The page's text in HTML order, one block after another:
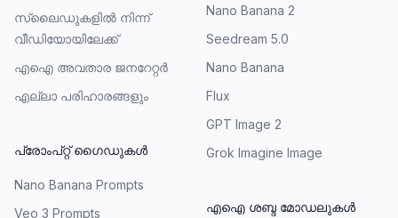
സ്ലൈഡുകളിൽ നിന്ന്
വീഡിയോയിലേക്ക്
എഐ അവതാര ജനറേറ്റർ
എല്ലാ പരിഹാരങ്ങളും
പ്രോംപ്റ്റ് ഗൈഡുകൾ
Nano Banana Prompts
Veo 3 Prompts
Nano Banana 2
Seedream 5.0
Nano Banana
Flux
GPT Image 2
Grok Imagine Image
എഐ ശബ്ദ മോഡലുകൾ